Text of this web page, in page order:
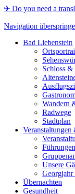
✈ Do you need a
Navigation
Bad Liebenstein
Schloss &
Wandern
Radwege
Stadtplan
Veranstaltungen
Unsere
Georgjahr
Übernachten
Gesundheit